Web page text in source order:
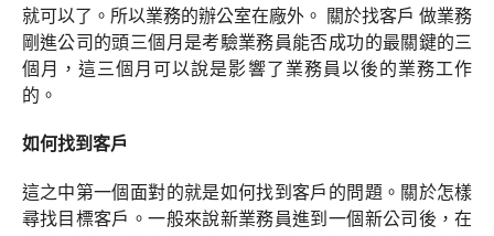
就可以了。所以業務的辦公室在廠外。 關於找客戶 做業務
剛進公司的頭三個月是考驗業務員能否成功的最關鍵的三
個月，這三個月可以說是影響了業務員以後的業務工作
的。
如何找到客戶
這之中第一個面對的就是如何找到客戶的問題。關於怎樣
尋找目標客戶。一般來說新業務員進到一個新公司後，在